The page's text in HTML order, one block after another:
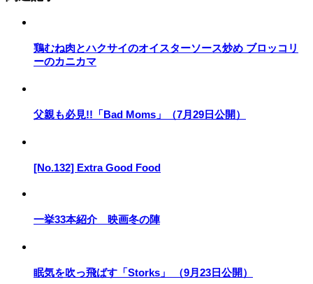
鶏むね肉とハクサイのオイスターソース炒め ブロッコリ
ーのカニカマ
父親も必見!!「Bad Moms」（7月29日公開）
[No.132] Extra Good Food
一挙33本紹介 映画冬の陣
眠気を吹っ飛ばす「Storks」 （9月23日公開）